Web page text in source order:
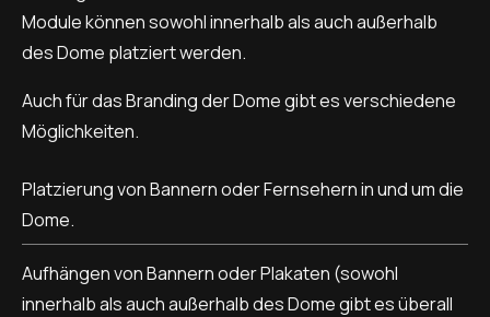
Module können sowohl innerhalb als auch außerhalb
des Dome platziert werden.
Auch für das Branding der Dome gibt es verschiedene
Möglichkeiten.
Platzierung von Bannern oder Fernsehern in und um die
Dome.
Aufhängen von Bannern oder Plakaten (sowohl
innerhalb als auch außerhalb des Dome gibt es überall